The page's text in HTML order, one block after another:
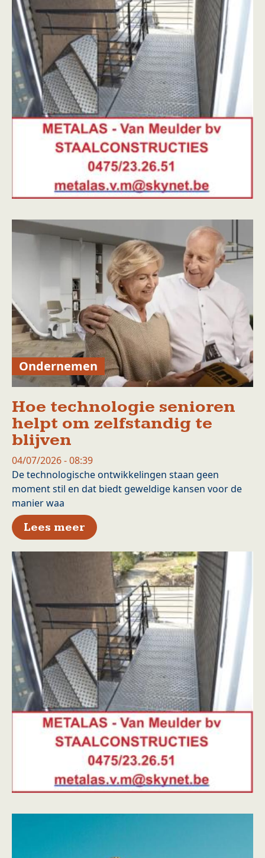
Ondernemen
Hoe technologie senioren
helpt om zelfstandig te
blijven
04/07/2026 - 08:39
De technologische ontwikkelingen staan geen
moment stil en dat biedt geweldige kansen voor de
manier waa
Lees meer over Hoe technologie